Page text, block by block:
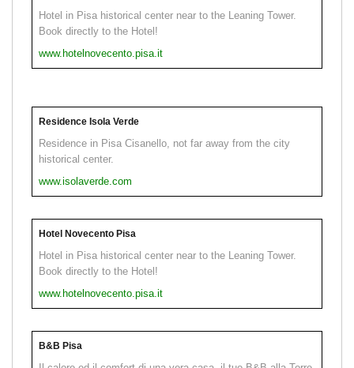
Hotel in Pisa historical center near to the Leaning Tower.
Book directly to the Hotel!
www.hotelnovecento.pisa.it
Residence Isola Verde
Residence in Pisa Cisanello, not far away from the city
historical center.
www.isolaverde.com
Hotel Novecento Pisa
Hotel in Pisa historical center near to the Leaning Tower.
Book directly to the Hotel!
www.hotelnovecento.pisa.it
B&B Pisa